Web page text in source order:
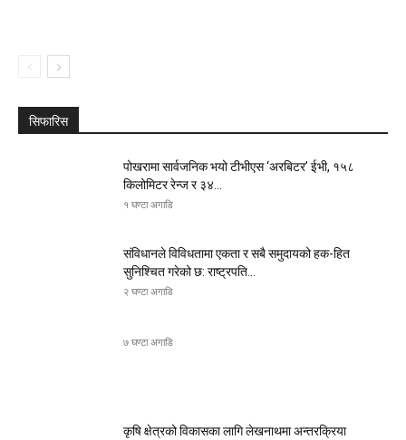
सिफारिस
पोखरामा सार्वजनिक भयो टीभीएस ‘अरबिटर’ ईभी, १५८
किलोमिटर रेन्ज र ३४...
१ घण्टा अगाडि
संविधानले विविधतामा एकता र सबै समुदायको हक-हित
सुनिश्चित गरेको छ: राष्ट्रपति...
२ घण्टा अगाडि
७ घण्टा अगाडि
कृषि क्षेत्रको विकासका लागि लेखनाथमा अन्तरक्रिया